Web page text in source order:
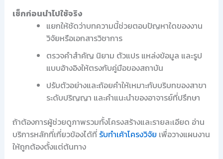
เช็กก่อนนำไปใช้จริง
แยกให้ชัดว่าบทความนี้ช่วยตอบปัญหาใดของงาน
วิจัยหรือเอกสารวิชาการ
ตรวจคำสำคัญ นิยาม ตัวแปร แหล่งข้อมูล และรูป
แบบอ้างอิงให้ตรงกับคู่มือของสถาบัน
ปรับตัวอย่างและถ้อยคำให้เหมาะกับบริบทของสาขา
ระดับปริญญา และคำแนะนำของอาจารย์ที่ปรึกษา
ถ้าต้องการผู้ช่วยดูภาพรวมทั้งโครงสร้างและรายละเอียด อ่าน
บริการหลักที่เกี่ยวข้องได้ที่ รับทำเค้าโครงวิจัย เพื่อวางแผนงาน
ให้ถูกต้องตั้งแต่ต้นทาง